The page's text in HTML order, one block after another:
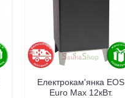
Електрокам'янка EOS
Euro Max 12кВт.